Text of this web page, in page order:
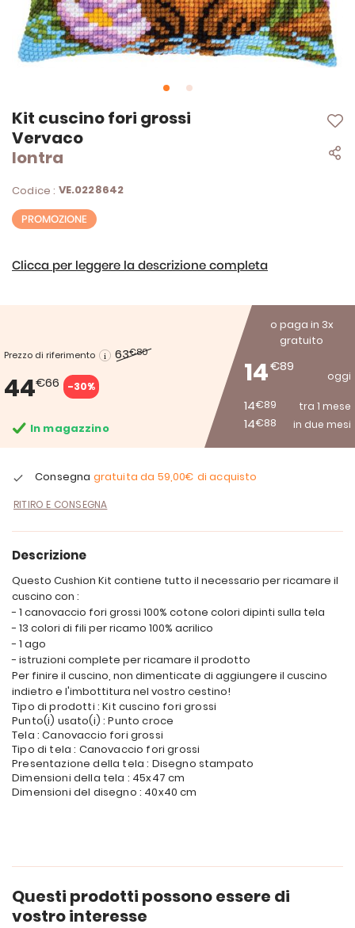
Kit cuscino fori grossi
Vervaco
lontra
Codice : VE.0228642
PROMOZIONE
Clicca per leggere la descrizione completa
Prezzo di riferimento 63€80
44€66 -30%
o paga in 3x
gratuito
14€89
oggi
14€89 tra 1 mese
14€88 in due mesi
In magazzino
Consegna gratuita da 59,00€ di acquisto
RITIRO E CONSEGNA
Vai
all'inizio
della
galleria
immagini
Descrizione
Questo Cushion Kit contiene tutto il necessario per ricamare il
cuscino con :
- 1 canovaccio fori grossi 100% cotone colori dipinti sulla tela
- 13 colori di fili per ricamo 100% acrilico
- 1 ago
- istruzioni complete per ricamare il prodotto
Per finire il cuscino, non dimenticate di aggiungere il cuscino
indietro e l'imbottitura nel vostro cestino!
Tipo di prodotti : Kit cuscino fori grossi
Punto(i) usato(i) : Punto croce
Tela : Canovaccio fori grossi
Tipo di tela : Canovaccio fori grossi
Presentazione della tela : Disegno stampato
Dimensioni della tela : 45x47 cm
Dimensioni del disegno : 40x40 cm
Questi prodotti possono essere di
vostro interesse